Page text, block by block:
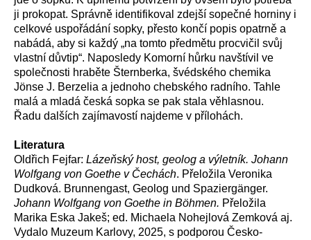
ji prokopat. Správně identifikoval zdejší sopečné horniny i
celkové uspořádání sopky, přesto končí popis opatrně a
nabádá, aby si každý „na tomto předmětu procvičil svůj
vlastní důvtip“. Naposledy Komorní hůrku navštívil ve
společnosti hraběte Šternberka, švédského chemika
Jönse J. Berzelia a jednoho chebského radního. Tahle
malá a mladá česká sopka se pak stala věhlasnou.
Řadu dalších zajímavostí najdeme v přílohách.
Literatura
Oldřich Fejfar: Lázeňský host, geolog a výletník. Johann
Wolfgang von Goethe v Čechách. Přeložila Veronika
Dudková. Brunnengast, Geolog und Spaziergänger.
Johann Wolfgang von Goethe in Böhmen. Přeložila
Marika Eska Jakeš; ed. Michaela Nohejlová Zemková aj.
Vydalo Muzeum Karlovy, 2025, s podporou Česko-